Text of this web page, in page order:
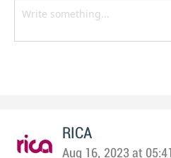
RICA
Aug 16, 2023 at 05:41